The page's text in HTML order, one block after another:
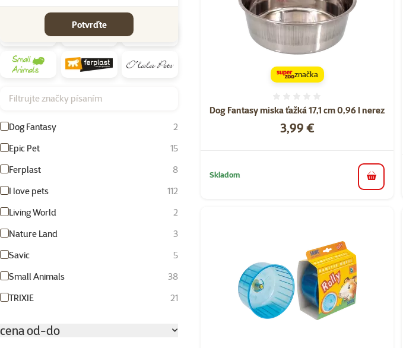
Potvrďte
Filtrujte značky písaním
Dog Fantasy
2
Epic Pet
15
Ferplast
8
I love pets
112
Living World
2
Nature Land
3
Savic
5
Small Animals
38
TRIXIE
21
cena od-do
Dog Fantasy miska ťažká 17,1 cm 0,96 l nerez
Cena
3,99 €
značka
Skladom
do košíka